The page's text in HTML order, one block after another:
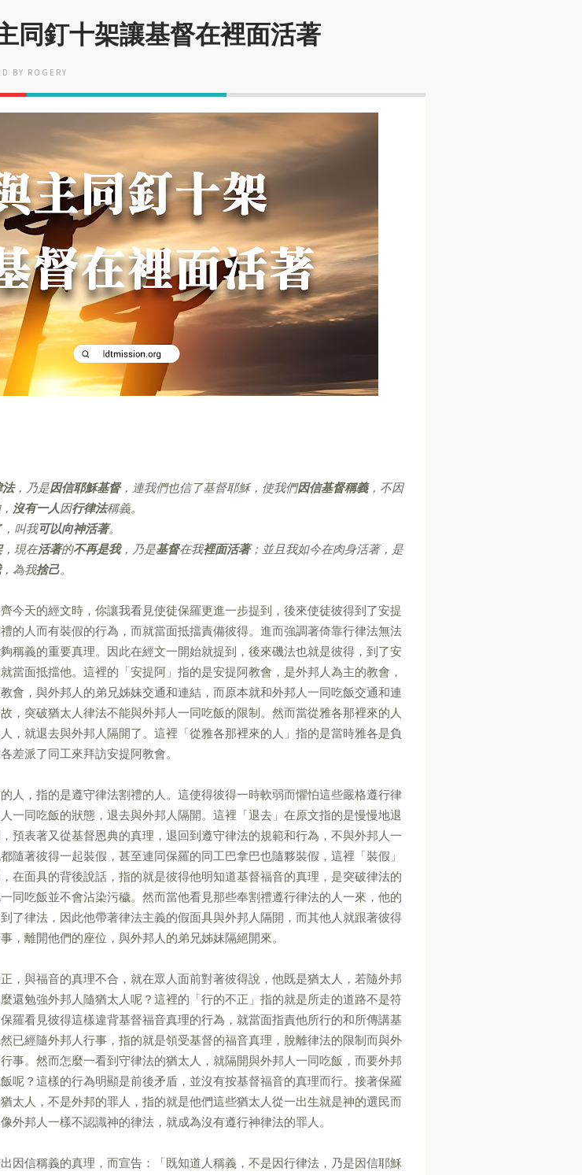
同釘十架讓基督在裡面活著
BY ROGERY
法，乃是因信耶穌基督，連我們也信了基督耶穌，使我們因信基督稱義，不因
沒有一人因行律法稱義。
叫我可以向神活著。
，現在活著的不再是我，乃是基督在我裡面活著；並且我如今在肉身活著，是
，為我捨己。
今天的經文時，你讓我看見使徒保羅更進一步提到，後來使徒彼得到了安提
的人而有裝假的行為，而就當面抵擋責備彼得。進而強調著倚靠行律法無法
稱義的重要真理。因此在經文一開始就提到，後來磯法也就是彼得，到了安
當面抵擋他。這裡的「安提阿」指的是安提阿教會，是外邦人為主的教會，
會，與外邦人的弟兄姊妹交通和連結，而原本就和外邦人一同吃飯交通和連
，突破猶太人律法不能與外邦人一同吃飯的限制。然而當從雅各那裡來的人
，就退去與外邦人隔開了。這裡「從雅各那裡來的人」指的是當時雅各是負
差派了同工來拜訪安提阿教會。
人，指的是遵守律法割禮的人。這使得彼得一時軟弱而懼怕這些嚴格遵行律
一同吃飯的狀態，退去與外邦人隔開。這裡「退去」在原文指的是慢慢地退
預表著又從基督恩典的真理，退回到遵守律法的規範和行為，不與外邦人一
隨著彼得一起裝假，甚至連同保羅的同工巴拿巴也隨夥裝假，這裡「裝假」
在面具的背後說話，指的就是彼得他明知道基督福音的真理，是突破律法的
同吃飯並不會沾染污穢。然而當他看見那些奉割禮遵行律法的人一來，他的
了律法，因此他帶著律法主義的假面具與外邦人隔開，而其他人就跟著彼得
，離開他們的座位，與外邦人的弟兄姊妹隔絕開來。
，與福音的真理不合，就在眾人面前對著彼得說，他既是猶太人，若隨外邦
還勉強外邦人隨猶太人呢？這裡的「行的不正」指的就是所走的道路不是符
羅看見彼得這樣違背基督福音真理的行為，就當面指責他所行的和所傳講基
已經隨外邦人行事，指的就是領受基督的福音真理，脫離律法的限制而與外
事。然而怎麼一看到守律法的猶太人，就隔開與外邦人一同吃飯，而要外邦
呢？這樣的行為明顯是前後矛盾，並沒有按基督福音的真理而行。接著保羅
太人，不是外邦的罪人，指的就是他們這些猶太人從一出生就是神的選民而
外邦人一樣不認識神的律法，就成為沒有遵行神律法的罪人。
因信稱義的真理，而宣告：「既知道人稱義，不是因行律法，乃是因信耶穌